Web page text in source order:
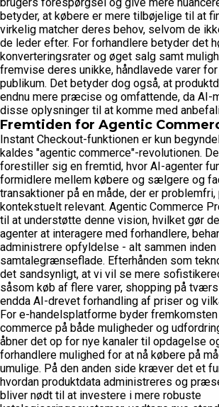
betyder, at købere er mere tilbøjelige til at
virkelig matcher deres behov, selvom de
de leder efter. For forhandlere betyder det
konverteringsrater og øget salg samt
fremvise deres unikke, håndlavede varer
publikum. Det betyder dog også, at
endnu mere præcise og omfattende, da AI-
disse oplysninger til at komme med
Fremtiden for Agentic
Instant Checkout-funktionen er kun
kaldes "agentic commerce"-revolutionen.
forestiller sig en fremtid, hvor AI-agenter
formidlere mellem købere og sælgere og
transaktioner på en måde, der er
kontekstuelt relevant. Agentic Commerce
til at understøtte denne vision, hvilket gør
agenter at interagere med forhandlere,
administrere opfyldelse - alt sammen
samtalegrænseflade. Efterhånden som
det sandsynligt, at vi vil se mere
såsom køb af flere varer, shopping på
endda AI-drevet forhandling af priser og
For e-handelsplatforme byder
commerce på både muligheder og
åbner det op for nye kanaler til opdagelse
forhandlere mulighed for at nå købere på
umulige. På den anden side kræver det et
hvordan produktdata administreres og
bliver nødt til at investere i mere robuste